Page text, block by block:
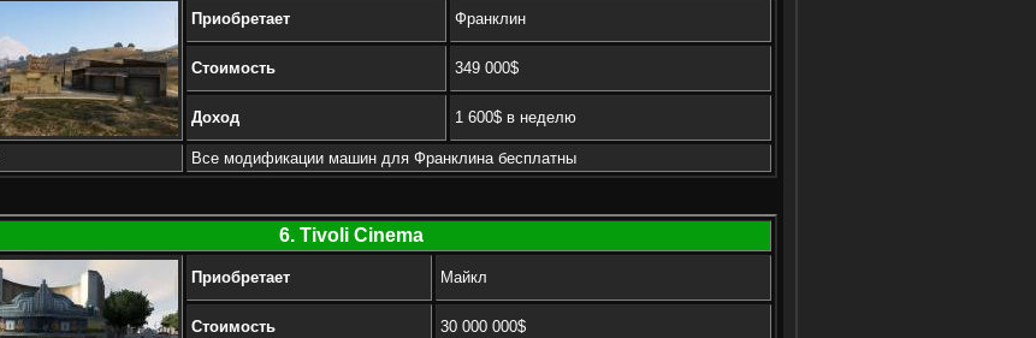
Приобретает Франклин
Стоимость 349 000$
Доход 1 600$ в неделю
Все модификации машин для Франклина бесплатны
6. Tivoli Cinema
Приобретает Майкл
Стоимость 30 000 000$